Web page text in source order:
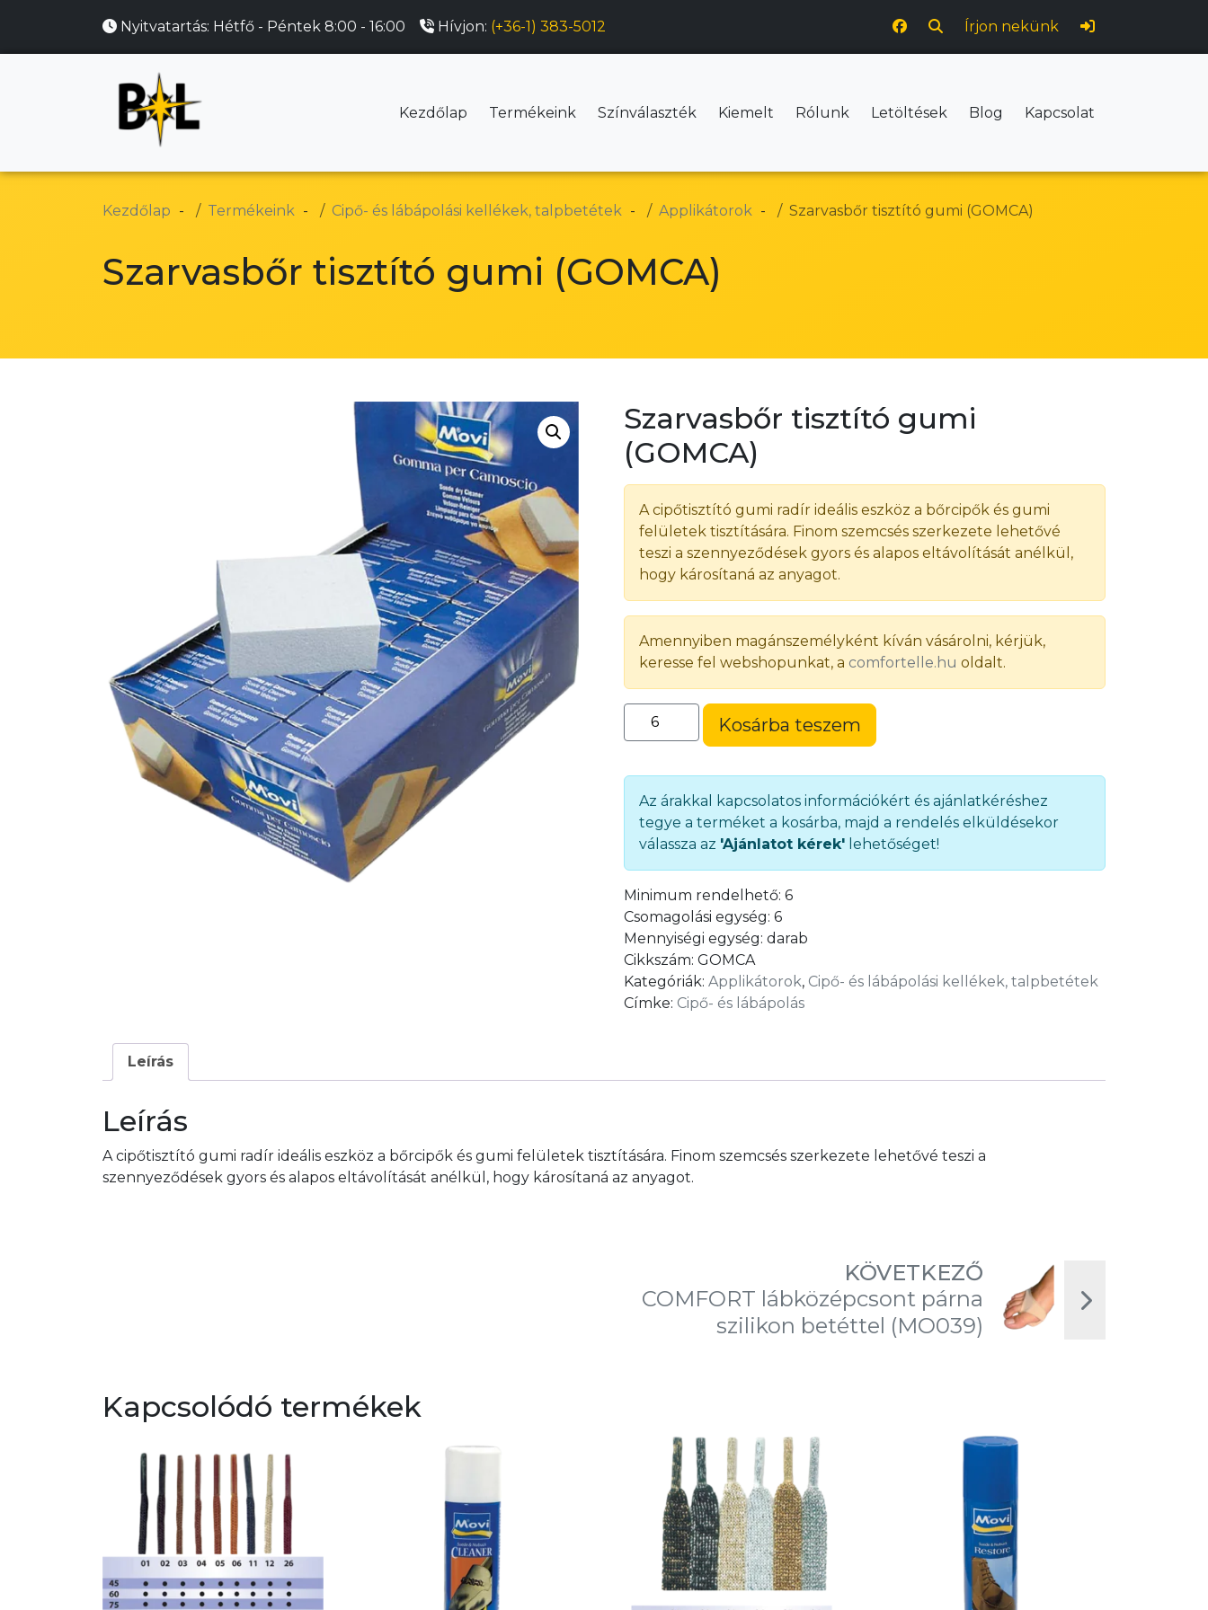
Nyitvatartás: Hétfő - Péntek 8:00 - 16:00 Hívjon: (+36-1) 383-5012 Írjon nekünk
Kezdőlap Termékeink Színválaszték Kiemelt Rólunk Letöltések Blog Kapcsolat
Kezdőlap Termékeink Cipő- és lábápolási kellékek, talpbetétek Applikátorok Szarvasbőr tisztító gumi (GOMCA)
Szarvasbőr tisztító gumi (GOMCA)
Szarvasbőr tisztító gumi
(GOMCA)
A cipőtisztító gumi radír ideális eszköz a bőrcipők és gumi
felületek tisztítására. Finom szemcsés szerkezete lehetővé
teszi a szennyeződések gyors és alapos eltávolítását anélkül,
hogy károsítaná az anyagot.
Amennyiben magánszemélyként kíván vásárolni, kérjük,
keresse fel webshopunkat, a comfortelle.hu oldalt.
Szarvasbőr
tisztító
(GOMCA)
mennyiség
Kosárba teszem
Az árakkal kapcsolatos információkért és ajánlatkéréshez
tegye a terméket a kosárba, majd a rendelés elküldésekor
válassza az 'Ajánlatot kérek' lehetőséget!
Minimum rendelhető:6
Csomagolási egység:6
Mennyiségi egység:darab
Cikkszám:GOMCA
Kategóriák:Applikátorok, Cipő- és lábápolási kellékek, talpbetétek
Címke: Cipő- és lábápolás
Leírás
Leírás
A cipőtisztító gumi radír ideális eszköz a bőrcipők és gumi felületek tisztítására. Finom szemcsés szerkezete lehetővé teszi a
szennyeződések gyors és alapos eltávolítását anélkül, hogy károsítaná az anyagot.
KÖVETKEZŐ
COMFORT lábközépcsont párna
szilikon betéttel (MO039)
Kapcsolódó termékek